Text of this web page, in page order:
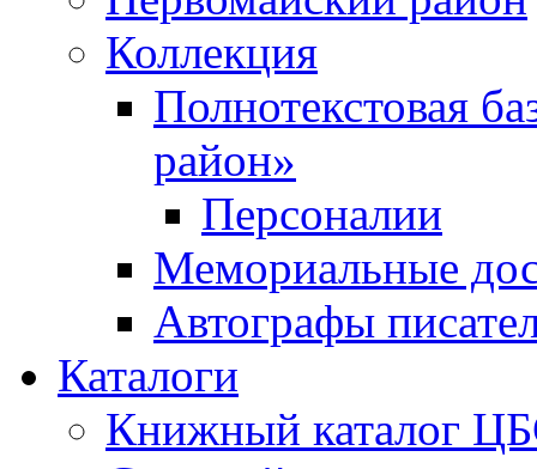
Коллекция
Полнотекстовая
район»
Персоналии
Мемориальные
Автографы
Каталоги
Книжный каталог